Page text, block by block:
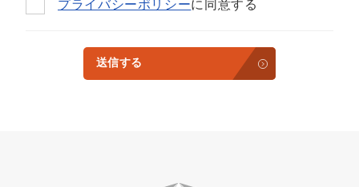
プライバシーポリシーに同意する
送信する